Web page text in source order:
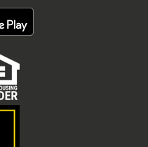
popup
message.